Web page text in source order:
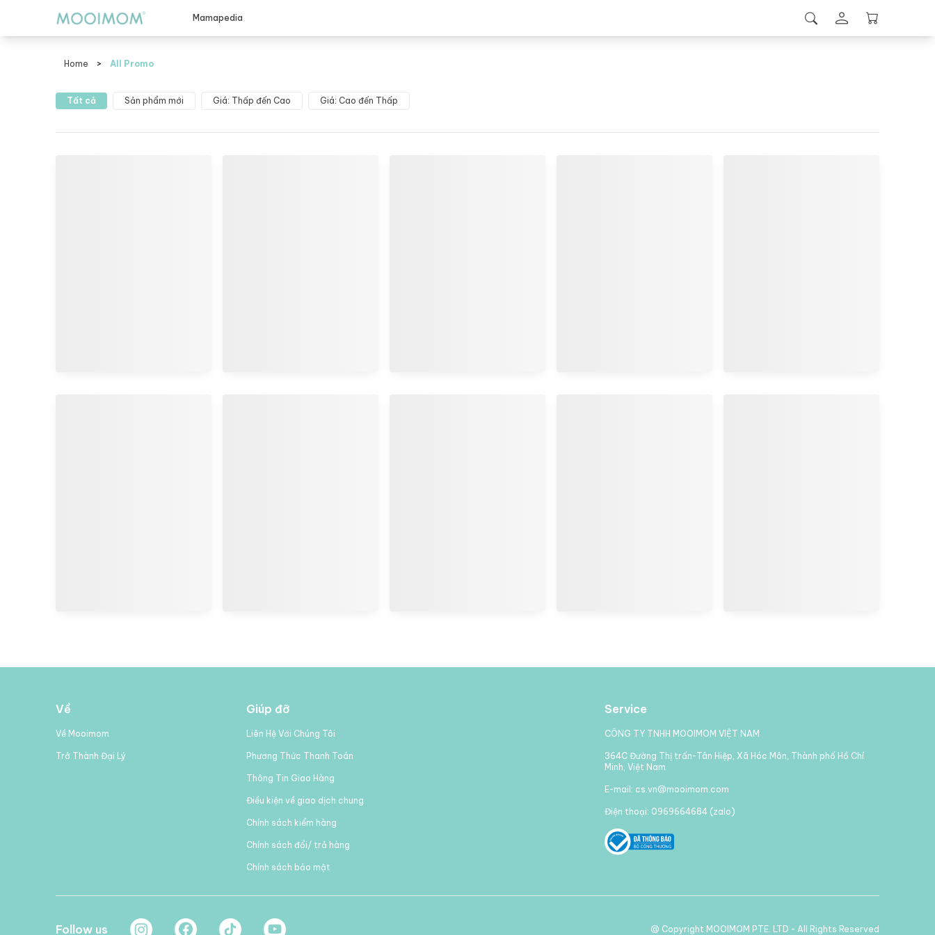
Mamapedia
Home > All Promo
all promo
Tất cả Sản phẩm mới Giá: Thấp đến Cao Giá: Cao đến Thấp
Về
Về Mooimom
Trở Thành Đại Lý
Giúp đỡ
Liên Hệ Với Chúng Tôi
Phương Thức Thanh Toán
Thông Tin Giao Hàng
Điều kiện về giao dịch chung
Chính sách kiểm hàng
Chính sách đổi/ trả hàng
Chính sách bảo mật
Service
CÔNG TY TNHH MOOIMOM VIỆT NAM
364C Đường Thị trấn-Tân Hiệp, Xã Hóc Môn, Thành phố Hồ Chí
Minh, Việt Nam
E-mail: cs.vn@mooimom.com
Điện thoại: 0969664684 (zalo)
Follow us @ Copyright MOOIMOM PTE. LTD - All Rights Reserved